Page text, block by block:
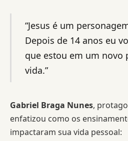
“Jesus é um
Depois de 14 anos eu
que estou em um novo
vida.”
Gabriel Braga Nunes,
enfatizou como os
impactaram sua vida pessoal: